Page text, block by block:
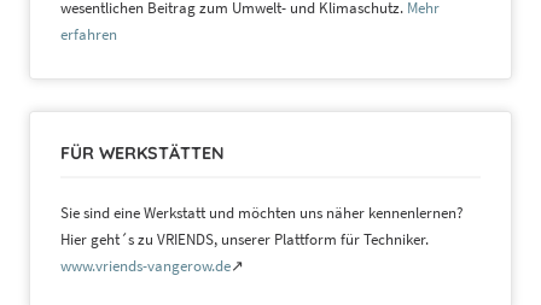
wesentlichen Beitrag zum Umwelt- und Klimaschutz. Mehr
erfahren
FÜR WERKSTÄTTEN
Sie sind eine Werkstatt und möchten uns näher kennenlernen?
Hier geht´s zu VRIENDS, unserer Plattform für Techniker.
www.vriends-vangerow.de↗